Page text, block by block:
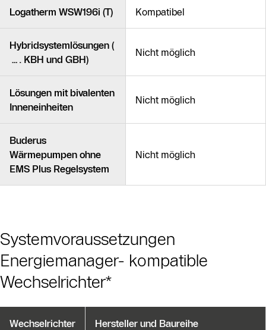
Logatherm WSW196i (T) Kompatibel
Hybridsystemlösungen (
…. KBH und GBH)
Nicht möglich
Lösungen mit bivalenten
Inneneinheiten
Nicht möglich
Buderus
Wärmepumpen ohne
EMS Plus Regelsystem
Nicht möglich
Systemvoraussetzungen
Energiemanager- kompatible
Wechselrichter*
Wechselrichter Hersteller und Baureihe